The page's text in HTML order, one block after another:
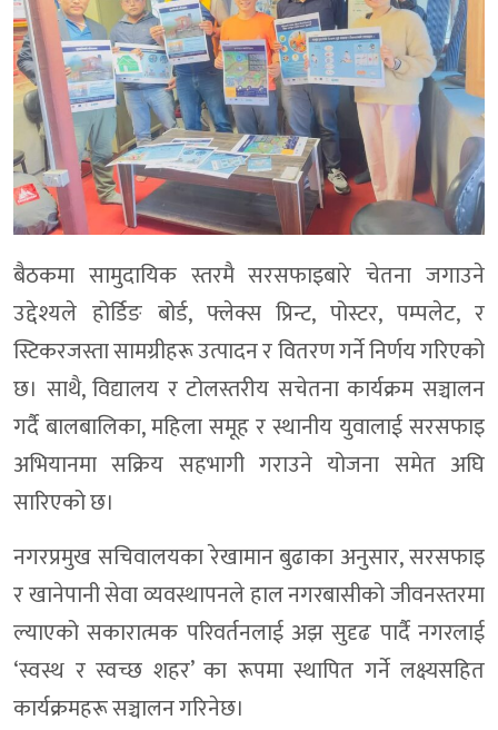
बैठकमा सामुदायिक स्तरमै सरसफाइबारे चेतना जगाउने
उद्देश्यले होर्डिङ बोर्ड, फ्लेक्स प्रिन्ट, पोस्टर, पम्पलेट, र
स्टिकरजस्ता सामग्रीहरू उत्पादन र वितरण गर्ने निर्णय गरिएको
छ। साथै, विद्यालय र टोलस्तरीय सचेतना कार्यक्रम सञ्चालन
गर्दै बालबालिका, महिला समूह र स्थानीय युवालाई सरसफाइ
अभियानमा सक्रिय सहभागी गराउने योजना समेत अघि
सारिएको छ।
नगरप्रमुख सचिवालयका रेखामान बुढाका अनुसार, सरसफाइ
र खानेपानी सेवा व्यवस्थापनले हाल नगरबासीको जीवनस्तरमा
ल्याएको सकारात्मक परिवर्तनलाई अझ सुदृढ पार्दै नगरलाई
‘स्वस्थ र स्वच्छ शहर’ का रूपमा स्थापित गर्ने लक्ष्यसहित
कार्यक्रमहरू सञ्चालन गरिनेछ।